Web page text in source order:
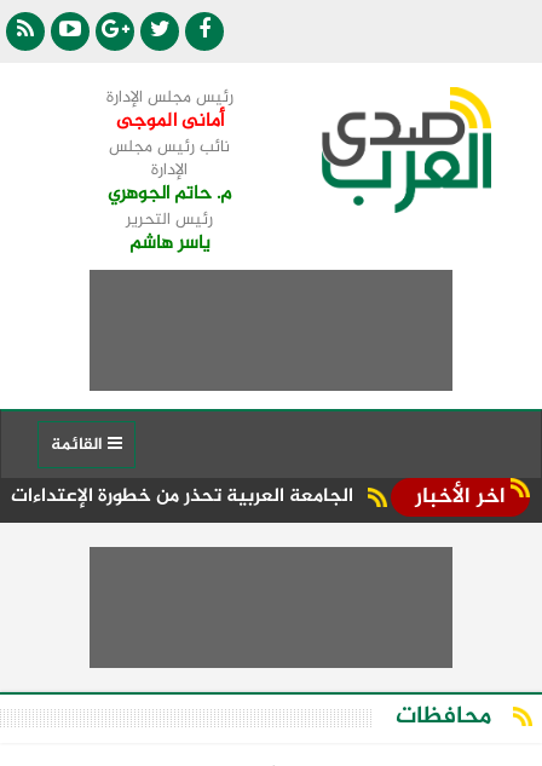
رئيس مجلس الإدارة
أمانى الموجى
نائب رئيس مجلس
الإدارة
م. حاتم الجوهري
رئيس التحرير
ياسر هاشم
اخر الأخبارالجامعة العربية تحذر من خطورة الإعتداءات الإسرائيلية
محافظات